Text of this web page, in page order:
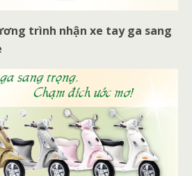
trình nhận xe tay ga sang